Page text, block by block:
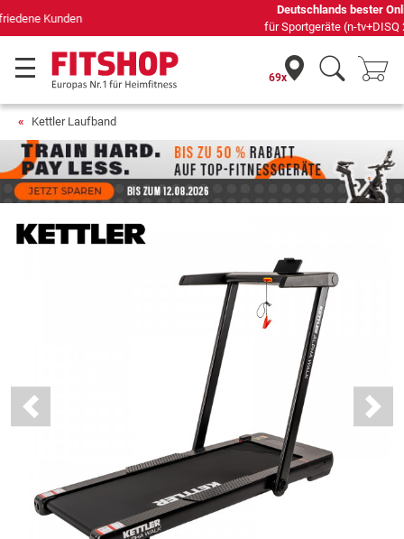
Deutschlands bester Online-Shop
für Sportgeräte (n-tv+DISQ 2016-2024)
69x
Kettler Laufband
Previous Next